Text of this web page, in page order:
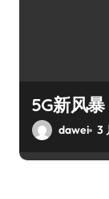
5G新风
dawei 3